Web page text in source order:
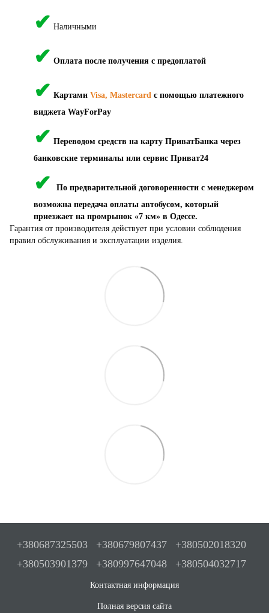
✔ Наличными
✔ Оплата после получения с предоплатой
✔ Картами Visa, Mastercard с помощью платежного
виджета WayForPay
✔ Переводом средств на карту ПриватБанка через
банковские терминалы или сервис Приват24
✔
По предварительной договоренности с менеджером
возможна передача оплаты автобусом, который
приезжает на промрынок «7 км» в Одессе.
Гарантия от производителя действует при условии соблюдения
правил обслуживания и эксплуатации изделия.
+380687325503 +380679807437
+380502018320
+380503901379
+380997647048 +380504032717
Контактная информация
Полная версия сайта